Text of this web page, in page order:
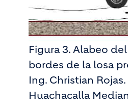
Figura 3. Alabeo
bordes de la losa
Ing. Christian
Huachacalla